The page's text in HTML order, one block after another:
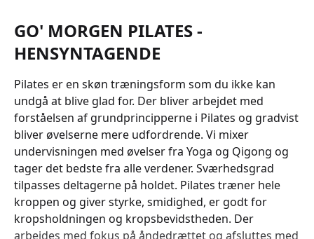
GO' MORGEN PILATES -
HENSYNTAGENDE
Pilates er en skøn træningsform som du ikke kan
undgå at blive glad for. Der bliver arbejdet med
forståelsen af grundprincipperne i Pilates og gradvist
bliver øvelserne mere udfordrende. Vi mixer
undervisningen med øvelser fra Yoga og Qigong og
tager det bedste fra alle verdener. Sværhedsgrad
tilpasses deltagerne på holdet. Pilates træner hele
kroppen og giver styrke, smidighed, er godt for
kropsholdningen og kropsbevidstheden. Der
arbejdes med fokus på åndedrættet og afsluttes med